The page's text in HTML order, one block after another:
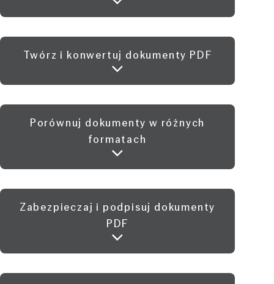
Twórz i konwertuj dokumenty PDF
Porównuj dokumenty w różnych
formatach
Zabezpieczaj i podpisuj dokumenty
PDF